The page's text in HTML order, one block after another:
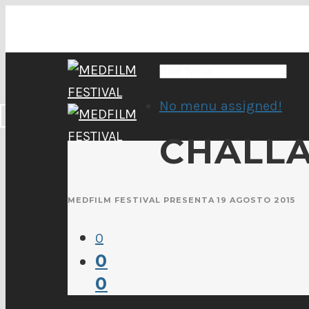
No menu assigned!
MEDFILM FESTIVAL PRESENTA 19 AGOSTO 2015
0
0
0